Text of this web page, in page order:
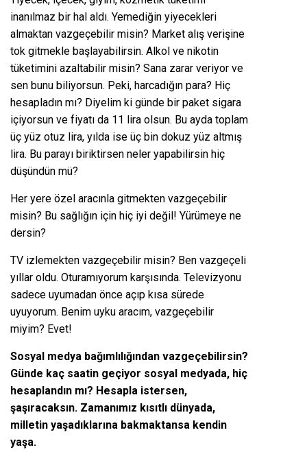
inanılmaz bir hal aldı. Yemediğin yiyecekleri
almaktan vazgeçebilir misin? Market alış verişine
tok gitmekle başlayabilirsin. Alkol ve nikotin
tüketimini azaltabilir misin? Sana zarar veriyor ve
sen bunu biliyorsun. Peki, harcadığın para? Hiç
hesapladın mı? Diyelim ki günde bir paket sigara
içiyorsun ve fiyatı da 11 lira olsun. Bu ayda toplam
üç yüz otuz lira, yılda ise üç bin dokuz yüz altmış
lira. Bu parayı biriktirsen neler yapabilirsin hiç
düşündün mü?
Her yere özel aracınla gitmekten vazgeçebilir
misin? Bu sağlığın için hiç iyi değil! Yürümeye ne
dersin?
TV izlemekten vazgeçebilir misin? Ben vazgeçeli
yıllar oldu. Oturamıyorum karşısında. Televizyonu
sadece uyumadan önce açıp kısa sürede
uyuyorum. Benim uyku aracım, vazgeçebilir
miyim? Evet!
Sosyal medya bağımlılığından vazgeçebilirsin?
Günde kaç saatin geçiyor sosyal medyada, hiç
hesaplandın mı? Hesapla istersen,
şaşıracaksın. Zamanımız kısıtlı dünyada,
milletin yaşadıklarına bakmaktansa kendin
yaşa.